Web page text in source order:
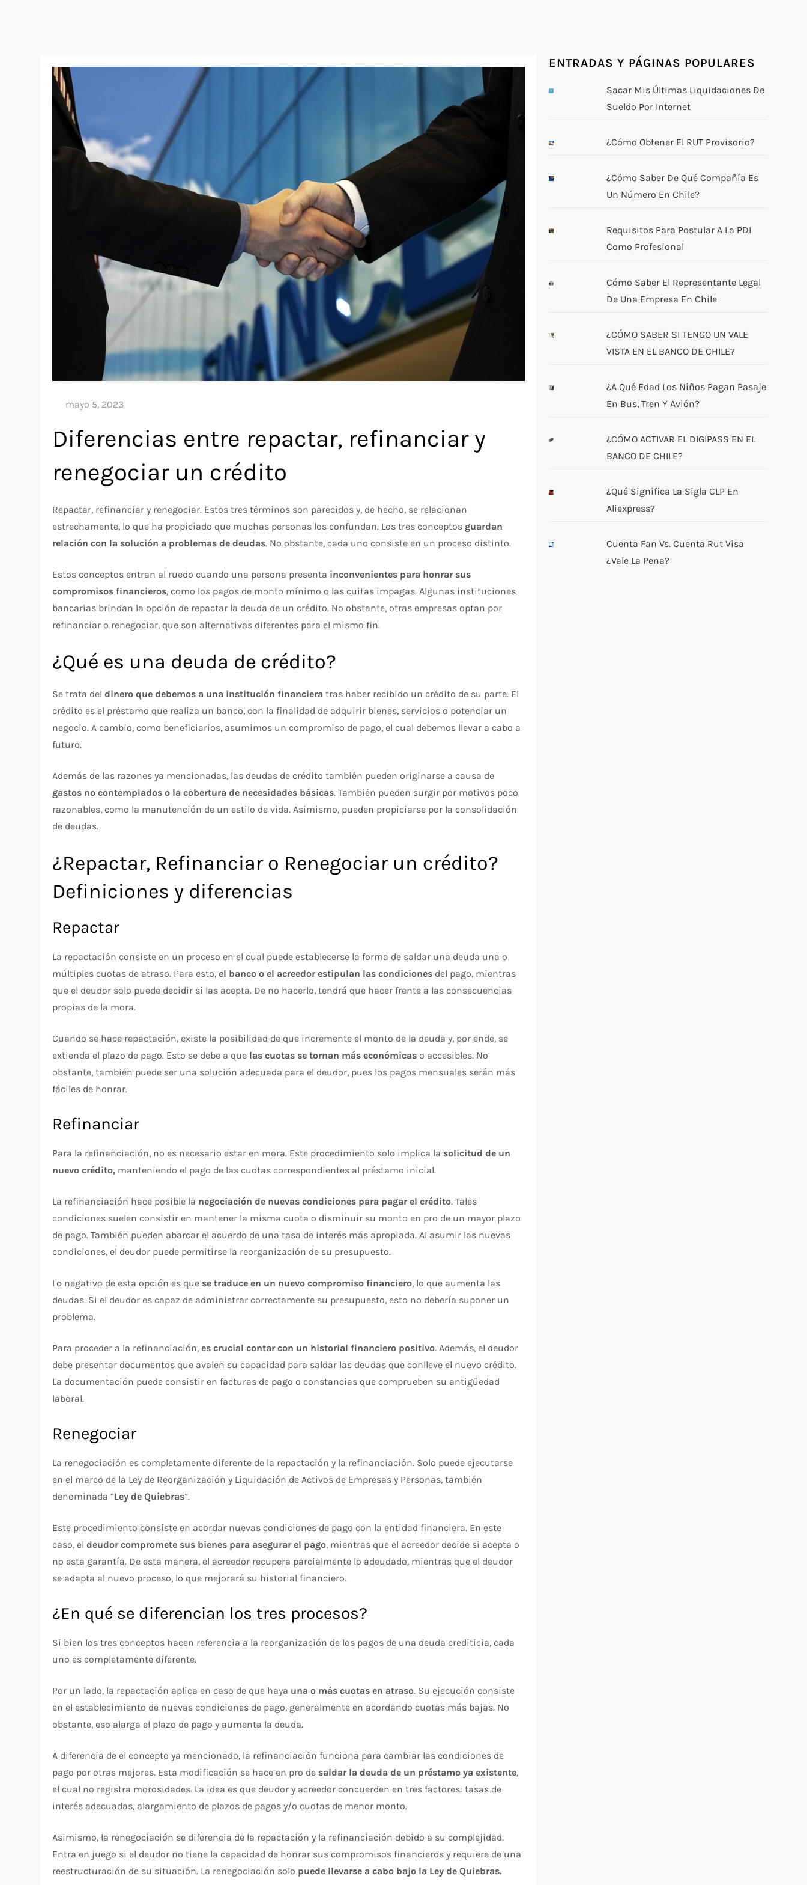
Diferencias entre repactar, refinanciar y
renegociar un crédito
Repactar, refinanciar y renegociar. Estos tres términos son parecidos y, de hecho, se relacionan
estrechamente, lo que ha propiciado que muchas personas los confundan. Los tres conceptos guardan
relación con la solución a problemas de deudas. No obstante, cada uno consiste en un proceso distinto.
Estos conceptos entran al ruedo cuando una persona presenta inconvenientes para honrar sus
compromisos financieros, como los pagos de monto mínimo o las cuitas impagas. Algunas instituciones
bancarias brindan la opción de repactar la deuda de un crédito. No obstante, otras empresas optan por
refinanciar o renegociar, que son alternativas diferentes para el mismo fin.
¿Qué es una deuda de crédito?
Se trata deldinero que debemos a una institución financiera tras haber recibido un crédito de su parte. El
crédito es el préstamo que realiza un banco, con la finalidad de adquirir bienes, servicios o potenciar un
negocio. A cambio, como beneficiarios, asumimos un compromiso de pago, el cual debemos llevar a cabo a
futuro.
Además de las razones ya mencionadas, las deudas de crédito también pueden originarse a causa de
gastos no contemplados o la cobertura de necesidades básicas. También pueden surgir por motivos poco
razonables, como la manutención de un estilo de vida. Asimismo, pueden propiciarse por la consolidación
de deudas.
¿Repactar, Refinanciar o Renegociar un crédito?
Definiciones y diferencias
Repactar
La repactación consiste en un proceso en el cual puede establecerse la forma de saldar una deuda una o
múltiples cuotas de atraso. Para esto, el banco o el acreedor estipulan las condiciones del pago, mientras
que el deudor solo puede decidir si las acepta. De no hacerlo, tendrá que hacer frente a las consecuencias
propias de la mora.
Cuando se hace repactación, existe la posibilidad de que incremente el monto de la deuda y, por ende, se
extienda el plazo de pago. Esto se debe a que las cuotas se tornan más económicas o accesibles. No
obstante, también puede ser una solución adecuada para el deudor, pues los pagos mensuales serán más
fáciles de honrar.
Refinanciar
Para la refinanciación, no es necesario estar en mora. Este procedimiento solo implica la solicitud de un
nuevo crédito, manteniendo el pago de las cuotas correspondientes al préstamo inicial.
La refinanciación hace posible la negociación de nuevas condiciones para pagar el crédito. Tales
condiciones suelen consistir en mantener la misma cuota o disminuir su monto en pro de un mayor plazo
de pago. También pueden abarcar el acuerdo de una tasa de interés más apropiada. Al asumir las nuevas
condiciones, el deudor puede permitirse la reorganización de su presupuesto.
Lo negativo de esta opción es que se traduce en un nuevo compromiso financiero, lo que aumenta las
deudas. Si el deudor es capaz de administrar correctamente su presupuesto, esto no debería suponer un
problema.
Para proceder a la refinanciación,es crucial contar con un historial financiero positivo. Además, el deudor
debe presentar documentos que avalen su capacidad para saldar las deudas que conlleve el nuevo crédito.
La documentación puede consistir en facturas de pago o constancias que comprueben su antigüedad
laboral.
Renegociar
La renegociación es completamente diferente de la repactación y la refinanciación. Solo puede ejecutarse
en el marco de la Ley de Reorganización y Liquidación de Activos de Empresas y Personas, también
denominada “Ley de Quiebras”.
Este procedimiento consiste en acordar nuevas condiciones de pago con la entidad financiera. En este
caso, eldeudor compromete sus bienes para asegurar el pago, mientras que el acreedor decide si acepta o
no esta garantía. De esta manera, el acreedor recupera parcialmente lo adeudado, mientras que el deudor
se adapta al nuevo proceso, lo que mejorará su historial financiero.
¿En qué se diferencian los tres procesos?
Si bien los tres conceptos hacen referencia a la reorganización de los pagos de una deuda crediticia, cada
uno es completamente diferente.
Por un lado, la repactación aplica en caso de que haya una o más cuotas en atraso. Su ejecución consiste
en el establecimiento de nuevas condiciones de pago, generalmente en acordando cuotas más bajas. No
obstante, eso alarga el plazo de pago y aumenta la deuda.
A diferencia de el concepto ya mencionado, la refinanciación funciona para cambiar las condiciones de
pago por otras mejores. Esta modificación se hace en pro de saldar la deuda de un préstamo ya existente,
el cual no registra morosidades. La idea es que deudor y acreedor concuerden en tres factores: tasas de
interés adecuadas, alargamiento de plazos de pagos y/o cuotas de menor monto.
Asimismo, la renegociación se diferencia de la repactación y la refinanciación debido a su complejidad.
Entra en juego si el deudor no tiene la capacidad de honrar sus compromisos financieros y requiere de una
reestructuración de su situación. La renegociación solo puede llevarse a cabo bajo la Ley de Quiebras.
ENTRADAS Y PÁGINAS POPULARES
Sacar Mis Últimas Liquidaciones De
Sueldo Por Internet
¿Cómo Obtener El RUT Provisorio?
¿Cómo Saber De Qué Compañía Es
Un Número En Chile?
Requisitos Para Postular A La PDI
Como Profesional
Cómo Saber El Representante Legal
De Una Empresa En Chile
¿CÓMO SABER SI TENGO UN VALE
VISTA EN EL BANCO DE CHILE?
¿A Qué Edad Los Niños Pagan Pasaje
En Bus, Tren Y Avión?
¿CÓMO ACTIVAR EL DIGIPASS EN EL
BANCO DE CHILE?
¿Qué Significa La Sigla CLP En
Aliexpress?
Cuenta Fan Vs. Cuenta Rut Visa
¿Vale La Pena?